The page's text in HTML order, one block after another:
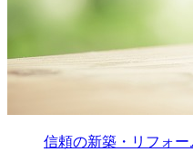
信頼の新築・リフォ